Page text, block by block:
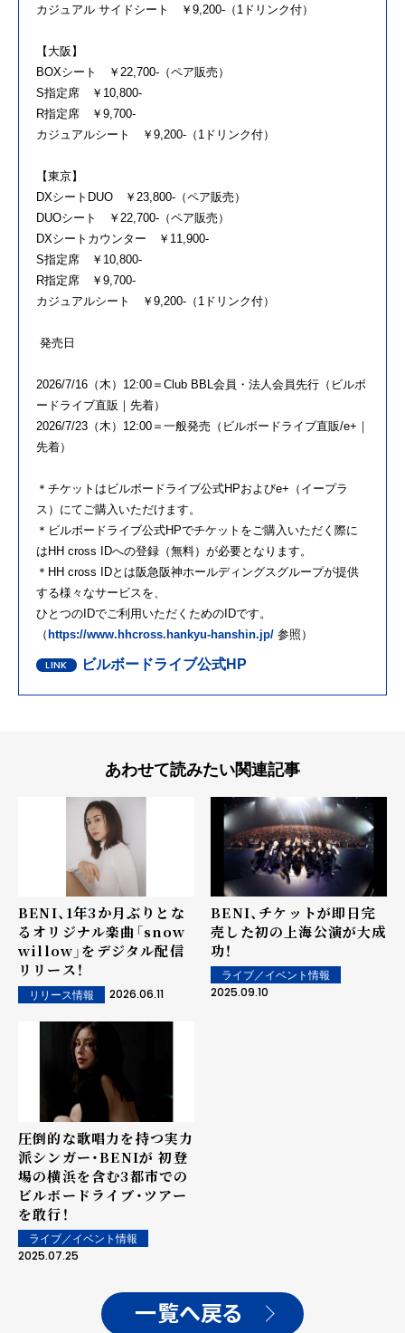
カジュアル サイドシート ￥9,200-（1ドリンク付）
【大阪】
BOXシート ￥22,700-（ペア販売）
S指定席 ￥10,800-
R指定席 ￥9,700-
カジュアルシート ￥9,200-（1ドリンク付）
【東京】
DXシートDUO ￥23,800-（ペア販売）
DUOシート ￥22,700-（ペア販売）
DXシートカウンター ￥11,900-
S指定席 ￥10,800-
R指定席 ￥9,700-
カジュアルシート ￥9,200-（1ドリンク付）
発売日
2026/7/16（木）12:00＝Club BBL会員・法人会員先行（ビルボ
ードライブ直販｜先着）
2026/7/23（木）12:00＝一般発売（ビルボードライブ直販/e+｜
先着）
＊チケットはビルボードライブ公式HPおよびe+（イープラ
ス）にてご購入いただけます。
＊ビルボードライブ公式HPでチケットをご購入いただく際に
はHH cross IDへの登録（無料）が必要となります。
＊HH cross IDとは阪急阪神ホールディングスグループが提供
する様々なサービスを、
ひとつのIDでご利用いただくためのIDです。
（ https://www.hhcross.hankyu-hanshin.jp/ 参照）
ビルボードライブ公式HP
あわせて読みたい関連記事
BENI、1年3か月ぶりとな
るオリジナル楽曲「snow
willow」をデジタル配信
リリース！
リリース情報 2026.06.11
BENI、チケットが即日完
売した初の上海公演が大成
功！
ライブ／イベント情報
2025.09.10
圧倒的な歌唱力を持つ実力
派シンガー・BENIが 初登
場の横浜を含む3都市での
ビルボードライブ・ツアー
を敢行！
ライブ／イベント情報
2025.07.25
一覧へ戻る